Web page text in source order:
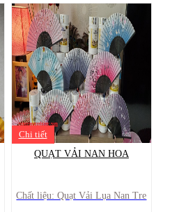
Chi tiết
QUẠT VẢI NAN HOA
Chất liệu: Quạt Vải Lụa Nan Tre